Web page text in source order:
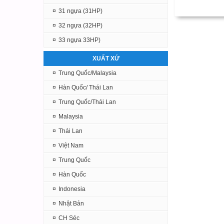
¤ 31 ngựa (31HP)
¤ 32 ngựa (32HP)
¤ 33 ngựa 33HP)
XUẤT XỨ
¤ Trung Quốc/Malaysia
¤ Hàn Quốc/ Thái Lan
¤ Trung Quốc/Thái Lan
¤ Malaysia
¤ Thái Lan
¤ Việt Nam
¤ Trung Quốc
¤ Hàn Quốc
¤ Indonesia
¤ Nhật Bản
¤ CH Séc